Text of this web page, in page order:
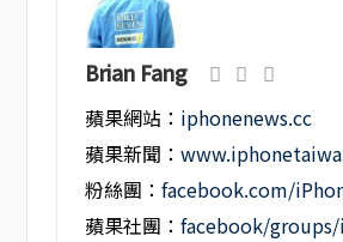
Brian Fang
蘋果網站： iphonenews.cc
蘋果新聞：
粉絲團：facebook.com/
蘋果社團：facebook/